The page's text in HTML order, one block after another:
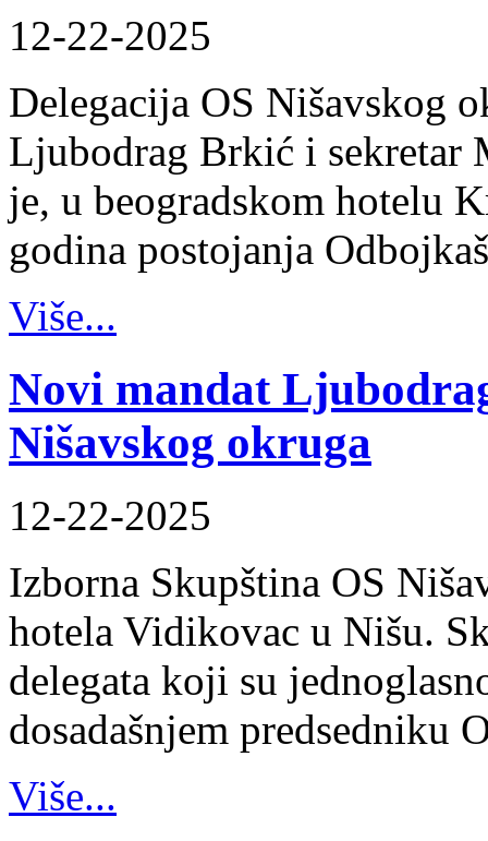
12-22-2025
Delegacija OS Nišavskog
Ljubodrag Brkić i sekretar
je, u beogradskom hotelu
godina postojanja
Više...
Novi mandat
Nišavskog okruga
12-22-2025
Izborna Skupština OS
hotela Vidikovac u Nišu.
delegata koji su
dosadašnjem predsedniku
Više...